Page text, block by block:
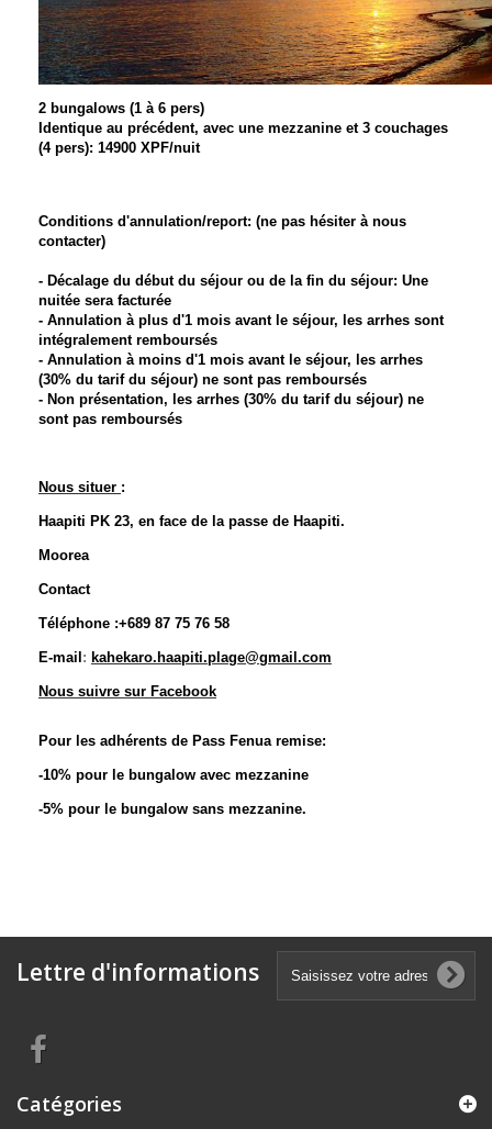
2 bungalows (1 à 6 pers)
Identique au précédent, avec une mezzanine et 3 couchages
(4 pers): 14900 XPF/nuit
Conditions d'annulation/report: (ne pas hésiter à nous
contacter)
- Décalage du début du séjour ou de la fin du séjour: Une
nuitée sera facturée
- Annulation à plus d'1 mois avant le séjour, les arrhes sont
intégralement remboursés
- Annulation à moins d'1 mois avant le séjour, les arrhes
(30% du tarif du séjour) ne sont pas remboursés
- Non présentation, les arrhes (30% du tarif du séjour) ne
sont pas remboursés
Nous situer :
Haapiti PK 23, en face de la passe de Haapiti.
Moorea
Contact
Téléphone :+689 87 75 76 58
E-mail : kahekaro.haapiti.plage@gmail.com
Nous suivre sur Facebook
Pour les adhérents de Pass Fenua remise:
-10% pour le bungalow avec mezzanine
-5% pour le bungalow sans mezzanine.
Lettre d'informations
Catégories